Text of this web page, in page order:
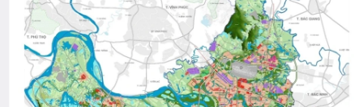
GIÁO DỤC
Y TẾ
KHOA HỌC - CÔNG NGHỆ